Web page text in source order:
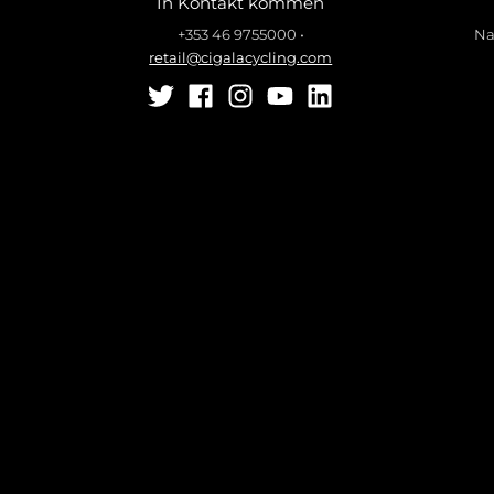
+353 46 9755000 •
retail@cigalacycling.com